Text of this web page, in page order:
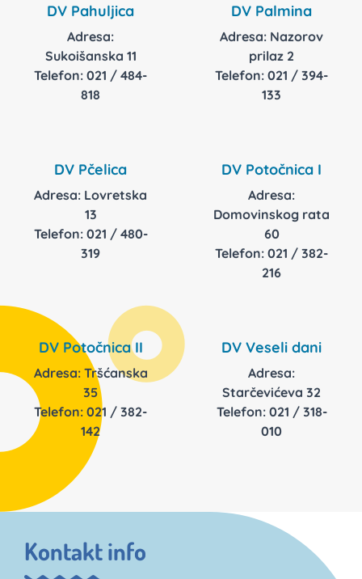
DV Pahuljica
Adresa:
Sukoišanska 11
Telefon: 021 / 484-
818
DV Palmina
Adresa: Nazorov
prilaz 2
Telefon: 021 / 394-
133
DV Pčelica
Adresa: Lovretska
13
Telefon: 021 / 480-
319
DV Potočnica I
Adresa:
Domovinskog rata
60
Telefon: 021 / 382-
216
DV Potočnica II
Adresa: Tršćanska
35
Telefon: 021 / 382-
142
DV Veseli dani
Adresa:
Starčevićeva 32
Telefon: 021 / 318-
010
Kontakt info